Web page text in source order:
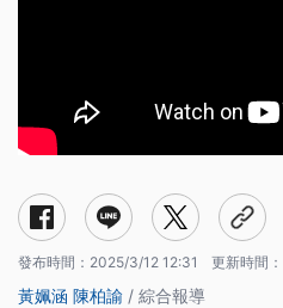
發布時間： 2025/3/12 12:31 更新時間：
黃姵涵 陳柏諭 / 綜合報導